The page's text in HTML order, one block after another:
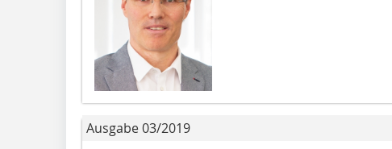
Ausgabe 03/2019